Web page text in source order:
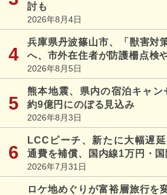
討も
2026年8月4日
兵庫県丹波篠山市、「獣害対
へ、市外在住者が防護柵点検
2026年8月5日
熊本地震、県内の宿泊キャン
約9億円にのぼる見込み
2026年8月3日
LCCピーチ、新たに大幅遅
通費を補償、国内線1万円・
2026年7月31日
ロケ地めぐりが富裕層旅行を